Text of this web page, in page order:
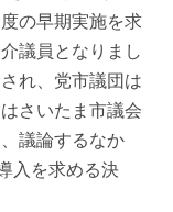
の早期実施を求
議員となりまし
れ、党市議団は
さいたま市議会
議論するなか
入を求める決